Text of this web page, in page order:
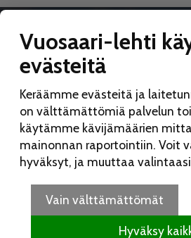
VUOSAARI-LEHTI
Toimitus:
Vuosaari-lehti
Merikorttikuja 6 E
00960 Helsinki
Puh:
050 462 9702
vuosaarilehti(at)vuosaarilehti.fi
Vuosaari-lehti
evästeitä
Keräämme evästeitä ja
on välttämättömiä palvelun
käytämme kävijämäärien
mainonnan raportointiin. Voit
hyväksyt, ja muuttaa
Vain välttämättömät
Hyväksy